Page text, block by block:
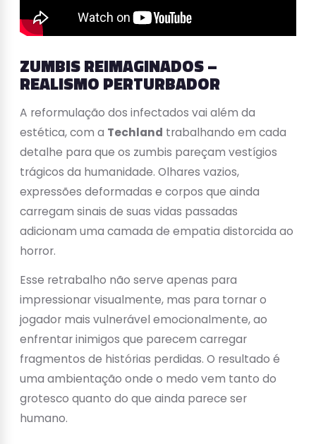
ZUMBIS REIMAGINADOS –
REALISMO PERTURBADOR
A reformulação dos infectados vai além da
estética, com a Techland trabalhando em cada
detalhe para que os zumbis pareçam vestígios
trágicos da humanidade. Olhares vazios,
expressões deformadas e corpos que ainda
carregam sinais de suas vidas passadas
adicionam uma camada de empatia distorcida ao
horror.
Esse retrabalho não serve apenas para
impressionar visualmente, mas para tornar o
jogador mais vulnerável emocionalmente, ao
enfrentar inimigos que parecem carregar
fragmentos de histórias perdidas. O resultado é
uma ambientação onde o medo vem tanto do
grotesco quanto do que ainda parece ser
humano.